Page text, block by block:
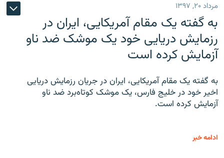
مرداد ۲۰, ۱۳۹۷
به گفته یک مقام آمریکایی، ایران در
رزمایش دریایی خود یک موشک ضد ناو
آزمایش کرده است
به گفته یک مقام آمریکایی، ایران در جریان رزمایش دریایی
اخیر خود در خلیج فارس، یک موشک کوتاه‌برد ضد ناو
آزمایش کرده است.
ادامه خبر